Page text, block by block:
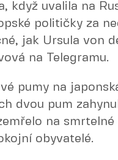
když uvalila na
političky za
jak Ursula von
na Telegramu.
pumy na
dvou pum
na smrtelné
obyvatelé.